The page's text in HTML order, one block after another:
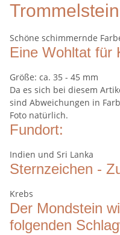
Trommelstein
Schöne schimmernde
Eine Wohltat für
Größe: ca. 35 - 45 mm
Da es sich bei diesem
sind Abweichungen in
Foto natürlich.
Fundort:
Indien und Sri Lanka
Sternzeichen -
Krebs
Der Mondstein
folgenden